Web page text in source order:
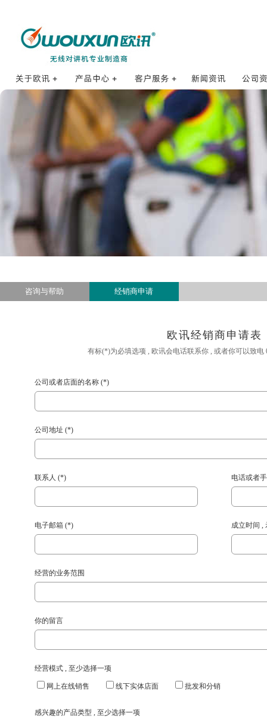
公司简介
招贤纳士
企业荣誉
海事对讲机
打点对讲机
数字对讲机
公网对讲机
业余对讲机
专业对讲机
订购方式
销售网络
销售服务
售后服务
使用体验
常见问题FAQ
咨询与帮助 经销商申请
欧讯经销商申请表
有标(*)为必填选项 , 欧讯会电话联系你 , 或者你可以致电
公司或者店面的名称 (*)
公司地址 (*)
联系人 (*) 电话或者
电子邮箱 (*) 成立时间 ,
经营的业务范围
你的留言
经营模式 , 至少选择一项
网上在线销售 线下实体店面 批发和分销
感兴趣的产品类型 , 至少选择一项